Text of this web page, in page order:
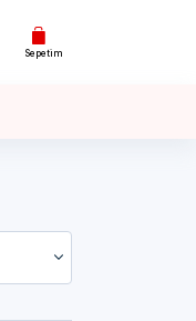
Sepetim